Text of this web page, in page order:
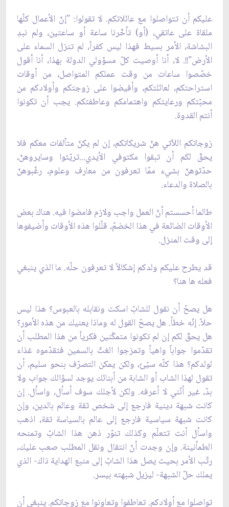
عليكم أن تتواصلوا مع عائلاتكم. لا تقولوا: "إنّ الأعمال كلّها
ملقاة على عاتقي، (أو) تأخّرنا ساعة أو ساعتين، ولم نبدِ
البشاشة، الأمر بسيط فهذا ليس كفراً، لم تنزل السماء على
الأرض"!!. لا، أنا أوصيت كلّ مسؤولي الدولة بهذا، أنا أقول
خصّصوا ساعات من وقت عملكم المتواصل، من أوقات
استراحتكم، لعائلتكم، وأفيضوا على زوجتكم وأولادكم من
محبّتكم ورعايتكم واهتمامكم وعاطفتكم. يجب أن تكونوا
أنتم القدوة.
زوجاتكم اللاّتي هنّ شريكاتكم، إن لم يكنّ متآلفات معكم فلا
يحقّ لكم أن تبقوا مكتوفي الأيدي...تريّثوا وسايروهنّ،
حدّثوهنّ بشيء ممّا تعرفون من معارف وعلوم، رغّبوهنّ
بالصلاة والدعاء.
طالما أحسستم أنّ العمل واجب ولازم فامضوا فيه. هناك بعض
الأوقات الضائعة في هذا الخضمّ، قلّلوا هذه الأوقات وأضيفوها
إلى وقت المنزل.
قد يطرح عليكم ولدكم إشكالاً لا تعرفون حلّه. ما الذي ينبغي
فعله ها هنا؟
هل يصحّ أن نقول للشابّ اسكت ونقابله بالعبوس؟ هذا ليس
حلاً. إنّه خطأ. هل يصحّ القول له وماذا يعنيك من هذه الأمور؟
هل يحقّ لكم إن لم تكونوا متمكّنين فكرياً من هذا المطلب أن
تقدّموا جواباً واهياً وتمزجوا الغثّ بالسمين فتقدّموه غذاء
لولدكم؟ هذا كلّه سيّئ، ولكن يمكن التصرّف بنحو سليم، أن
تقول لهذا الشاب أو الشابة من أبنائك يوجد لسؤالك جواب ولا
بدّ، غير أنّني لا أعرفه. ولكن لأجلك سوف أسأل، واسأل. إن
كانت شبهة دينية فارجع إلى شخص ثقة وعالم بالدين، وإن
كانت شبهة سياسية فارجع إلى عالم بالسياسة ثقة، اذهب
واسأل أنت تتعلّم وكذلك تنوّر ذهن هذا الشابّ وتمنحه
الطمأنينة. وإن وجدت أنّ انتقال ونقل المطلب صعب عليك،
رتّب الأمر بحيث يصل هذا الشابّ إلى منبع الهداية ذاك- الذي
يملك حلّ الشبهة- ليزيل شبهته بيسر.
تواصلوا مع أولادكم. تعاطفوا وتعاونوا مع زوجاتكم. ينبغي أن